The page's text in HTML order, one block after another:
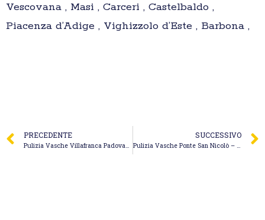
Vescovana , Masi , Carceri , Castelbaldo ,
Piacenza d’Adige , Vighizzolo d’Este , Barbona ,
PRECEDENTE
Pulizia Vasche Villafranca Padovana – Espurgo Miotello Andrea
SUCCESSIVO
Pulizia Vasche Ponte San Nicolò – Eco Jet S.a.s. di Maggiolo Davide & C.